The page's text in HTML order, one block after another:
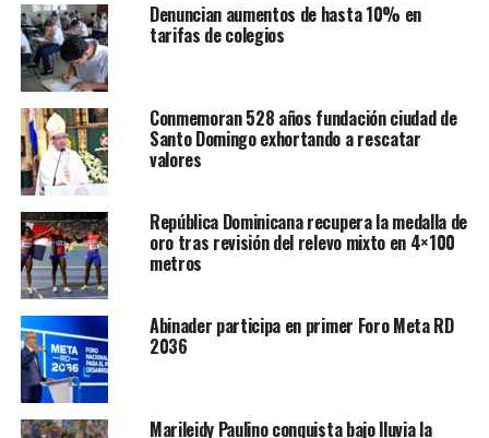
Denuncian aumentos de hasta 10% en
tarifas de colegios
Conmemoran 528 años fundación ciudad de
Santo Domingo exhortando a rescatar
valores
República Dominicana recupera la medalla de
oro tras revisión del relevo mixto en 4×100
metros
Abinader participa en primer Foro Meta RD
2036
Marileidy Paulino conquista bajo lluvia la